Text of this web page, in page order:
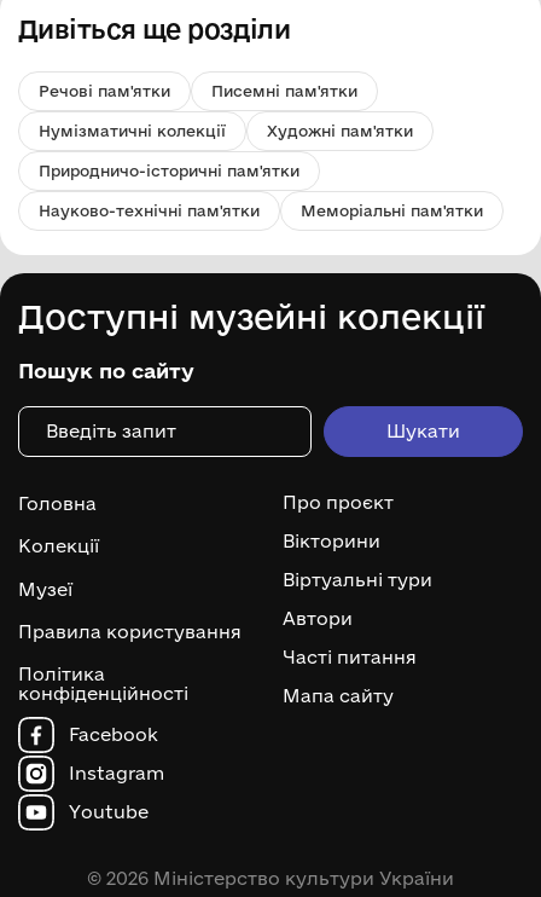
Дивіться ще розділи
Речові пам'ятки Писемні пам'ятки
Нумізматичні колекції Художні пам'ятки
Природничо-історичні пам'ятки
Науково-технічні пам'ятки Меморіальні пам'ятки
Доступні музейні колекції
Пошук по сайту
Головна
Колекції
Музеї
Правила користування
Політика
конфіденційності
Про проєкт
Вікторини
Віртуальні тури
Автори
Часті питання
Мапа сайту
Facebook
Instagram
Youtube
© 2026 Міністерство культури України